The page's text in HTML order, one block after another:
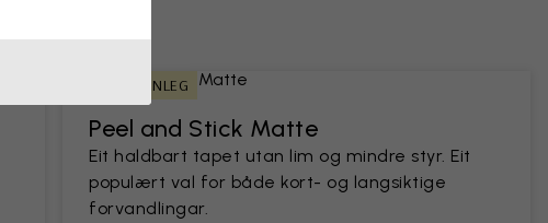
LEIEBUARVENLEG
Peel and Stick Matte
Eit haldbart tapet utan lim og mindre styr. Eit
populært val for både kort- og langsiktige
forvandlingar.